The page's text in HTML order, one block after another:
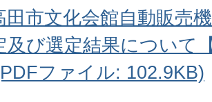
田市文化会館自動販売
及び選定結果について
ファイル: 102.9KB)